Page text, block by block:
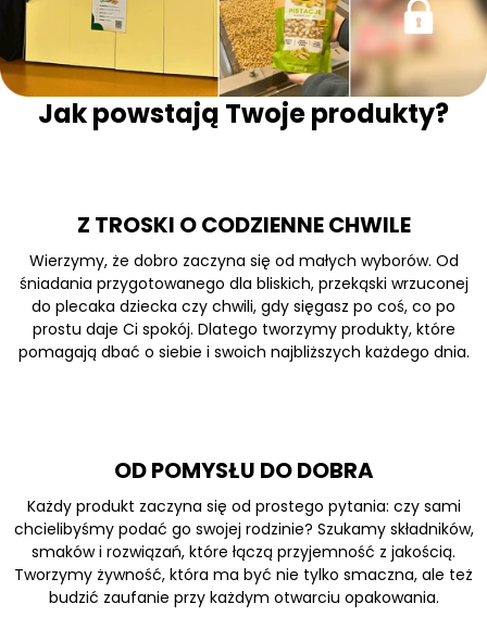
Jak powstają Twoje produkty?
Z TROSKI O CODZIENNE CHWILE
Wierzymy, że dobro zaczyna się od małych wyborów. Od
śniadania przygotowanego dla bliskich, przekąski wrzuconej
do plecaka dziecka czy chwili, gdy sięgasz po coś, co po
prostu daje Ci spokój. Dlatego tworzymy produkty, które
pomagają dbać o siebie i swoich najbliższych każdego dnia.
OD POMYSŁU DO DOBRA
Każdy produkt zaczyna się od prostego pytania: czy sami
chcielibyśmy podać go swojej rodzinie? Szukamy składników,
smaków i rozwiązań, które łączą przyjemność z jakością.
Tworzymy żywność, która ma być nie tylko smaczna, ale też
budzić zaufanie przy każdym otwarciu opakowania.